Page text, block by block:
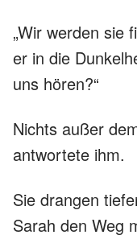
„Wir werden sie
er in die
uns hören?“
Nichts außer
antwortete ihm.
Sie drangen
Sarah den Weg